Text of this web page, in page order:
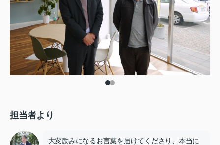
担当者より
大変励みになるお言葉を届けてくださり、本当に